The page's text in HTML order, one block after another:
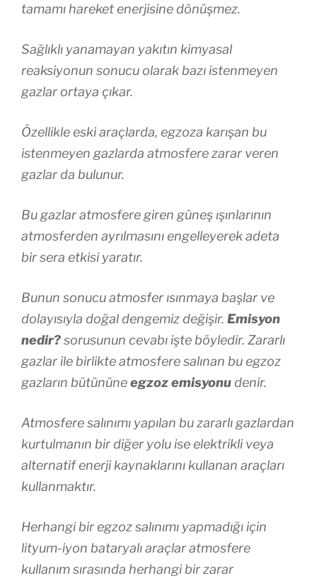
tamamı hareket enerjisine dönüşmez.
Sağlıklı yanamayan yakıtın kimyasal
reaksiyonun sonucu olarak bazı istenmeyen
gazlar ortaya çıkar.
Özellikle eski araçlarda, egzoza karışan bu
istenmeyen gazlarda atmosfere zarar veren
gazlar da bulunur.
Bu gazlar atmosfere giren güneş ışınlarının
atmosferden ayrılmasını engelleyerek adeta
bir sera etkisi yaratır.
Bunun sonucu atmosfer ısınmaya başlar ve
dolayısıyla doğal dengemiz değişir. Emisyon
nedir?sorusunun cevabı işte böyledir. Zararlı
gazlar ile birlikte atmosfere salınan bu egzoz
gazların bütününeegzoz emisyonudenir.
Atmosfere salınımı yapılan bu zararlı gazlardan
kurtulmanın bir diğer yolu ise elektrikli veya
alternatif enerji kaynaklarını kullanan araçları
kullanmaktır.
Herhangi bir egzoz salınımı yapmadığı için
lityum-iyon bataryalı araçlar atmosfere
kullanım sırasında herhangi bir zarar